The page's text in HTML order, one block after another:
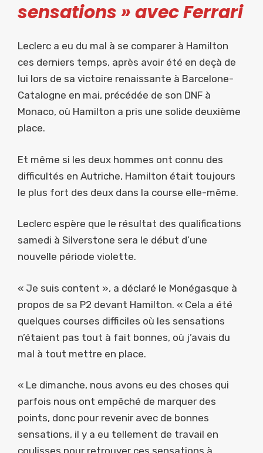
sensations » avec Ferrari
Leclerc a eu du mal à se comparer à Hamilton
ces derniers temps, après avoir été en deçà de
lui lors de sa victoire renaissante à Barcelone-
Catalogne en mai, précédée de son DNF à
Monaco, où Hamilton a pris une solide deuxième
place.
Et même si les deux hommes ont connu des
difficultés en Autriche, Hamilton était toujours
le plus fort des deux dans la course elle-même.
Leclerc espère que le résultat des qualifications
samedi à Silverstone sera le début d’une
nouvelle période violette.
« Je suis content », a déclaré le Monégasque à
propos de sa P2 devant Hamilton. « Cela a été
quelques courses difficiles où les sensations
n’étaient pas tout à fait bonnes, où j’avais du
mal à tout mettre en place.
« Le dimanche, nous avons eu des choses qui
parfois nous ont empêché de marquer des
points, donc pour revenir avec de bonnes
sensations, il y a eu tellement de travail en